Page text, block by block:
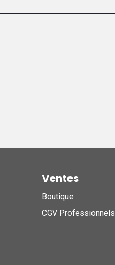
Ventes
Boutique
CGV Professionnels